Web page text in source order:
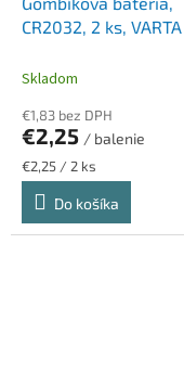
CR2032, 2 ks, VARTA
Skladom
€1,83 bez DPH
€2,25 / balenie
Jednotková
cena:
€2,25 / 2 ks
Do košíka